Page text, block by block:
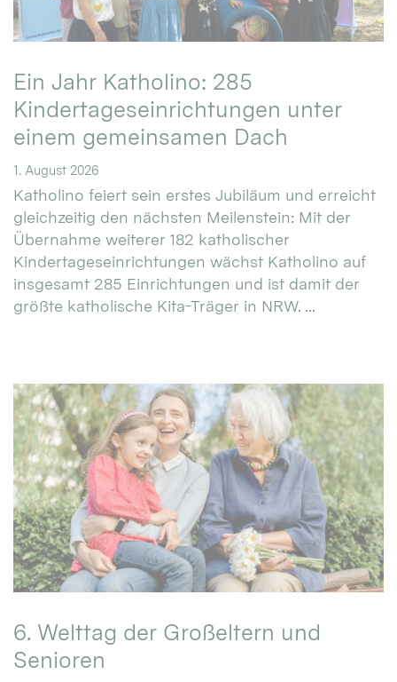
Ein Jahr Katholino: 285
Kindertageseinrichtungen unter
einem gemeinsamen Dach
1. August 2026
Katholino feiert sein erstes Jubiläum und erreicht
gleichzeitig den nächsten Meilenstein: Mit der
Übernahme weiterer 182 katholischer
Kindertageseinrichtungen wächst Katholino auf
insgesamt 285 Einrichtungen und ist damit der
größte katholische Kita-Träger in NRW. ...
6. Welttag der Großeltern und
Senioren